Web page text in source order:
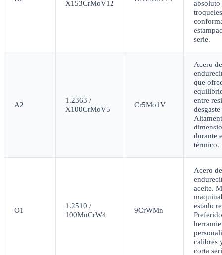
X153CrMoV12
absoluto
serie.
A2
1.2363 /
X100CrMoV5
Cr5Mo1V
Acero de
que
entre
durante
térmico.
O1
1.2510 /
100MnCrW4
9CrWMn
Acero de
aceite.
estado
calibres
corta